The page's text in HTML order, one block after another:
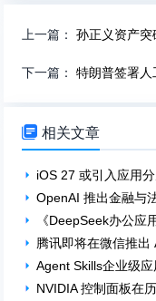
上一篇：孙正义资产
下一篇：特朗普签署
 相关文章
iOS 27 或引入应用
OpenAI 推出金融与
《DeepSeek办公应
腾讯即将在微信推
Agent Skills企业级
NVIDIA 控制面板在